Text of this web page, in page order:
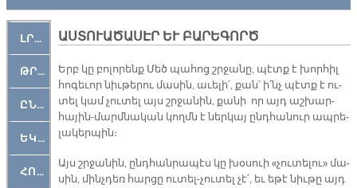
ԼՐԱՀՈՍ
ԹՐՔԱՀԱՅ ԿԵԱՆՔ
ԸՆԿԵՐԱՄՇԱԿՈՒԹԱՅԻՆ
ԵԿԵՂԵՑԱԿԱՆ
ՀՈԳԵՄՏԱՒՈՐ
ԱՍ­ՏՈ­ՒԱ­ԾԱ­ՍԷՐ ԵՒ ԲԱ­ՐԵ­ԳՈՐԾ
Երբ կը բո­լո­րենք Մեծ պա­հոց շրջա­նը, պէտք է խոր­հիլ
հո­գե­ւոր նիւ­թե­րու մա­սին, ա­ւե­լի՛, քան՝ ի՛նչ պէտք է ու­
տել կամ չու­տել այս շրջա­նին, քա­նի որ այդ աշ­խար­
հա­յին-մարմ­նա­կան կողմն է ներ­կայ ընդ­հա­նուր ապ­րե­
լա­կեր­պին։
Այս շրջա­նին, ընդ­հան­րա­պէս կը խօ­սուի «չու­տե­լու» մա­
սին, մինչ­դեռ հար­ցը ու­տել-չու­տել չէ՛, եւ ե­թէ նիւ­թը այդ